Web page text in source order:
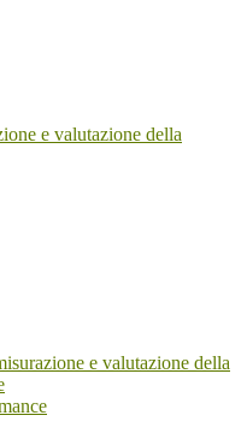
e valutazione della
e valutazione della